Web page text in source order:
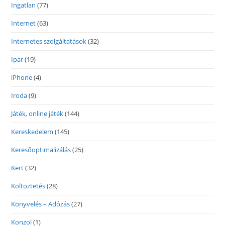
Ingatlan (77)
Internet(63)
Internetes szolgáltatások(32)
Ipar(19)
iPhone(4)
Iroda(9)
Játék, online játék(144)
Kereskedelem (145)
Keresőoptimalizálás(25)
Kert(32)
Költöztetés(28)
Könyvelés – Adózás(27)
Konzol(1)